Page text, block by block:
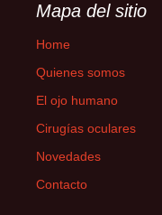
Mapa del sitio
Home
Quienes somos
El ojo humano
Cirugías oculares
Novedades
Contacto